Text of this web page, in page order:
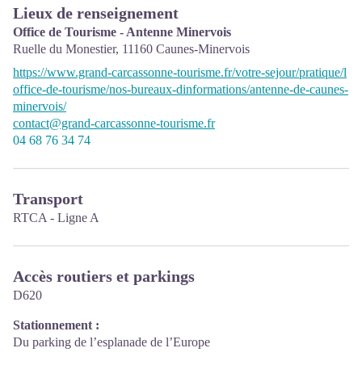
Lieux de renseignement
Office de Tourisme - Antenne Minervois
Ruelle du Monestier, 11160 Caunes-Minervois
https://www.grand-carcassonne-tourisme.fr/votre-sejour/pratique/l
office-de-tourisme/nos-bureaux-dinformations/antenne-de-caunes-
minervois/
contact@grand-carcassonne-tourisme.fr
04 68 76 34 74
Transport
RTCA - Ligne A
Accès routiers et parkings
D620
Stationnement :
Du parking de l’esplanade de l’Europe